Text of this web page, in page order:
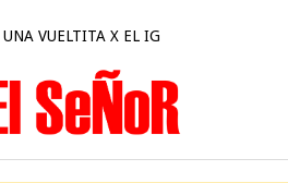
UNA VUELTITA X EL IG